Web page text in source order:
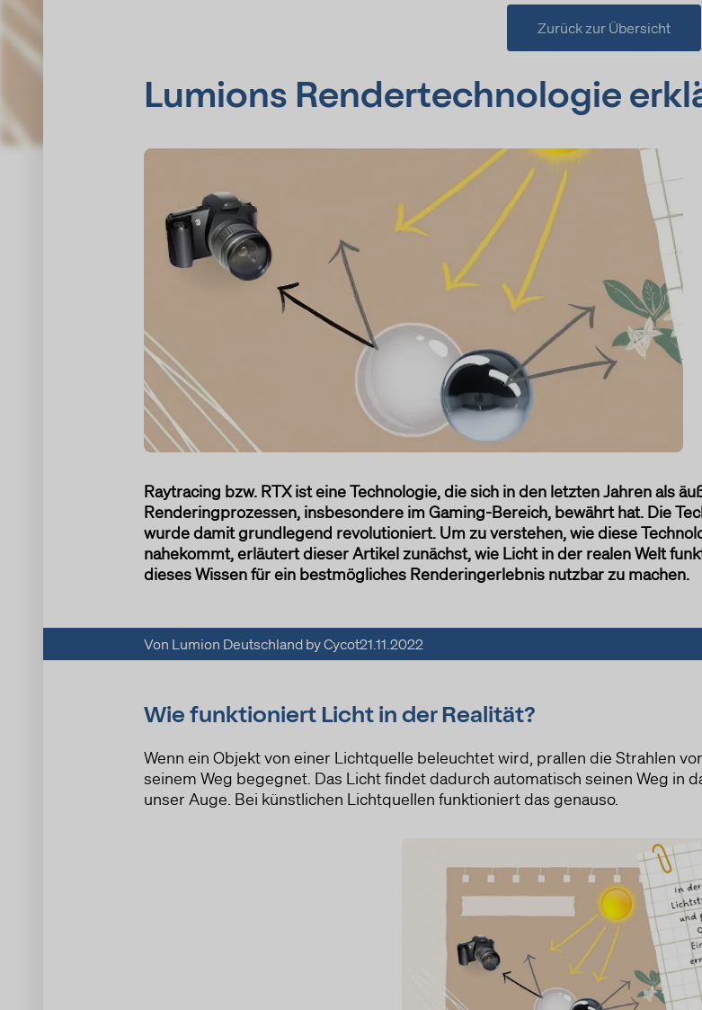
Zurück zur Übersicht
Lumions Rendertechnologie
Raytracing bzw. RTX ist eine Technologie, die sich in den letzten Jahren als
Renderingprozessen, insbesondere im Gaming-Bereich, bewährt hat. Die
wurde damit grundlegend revolutioniert. Um zu verstehen, wie diese
nahekommt, erläutert dieser Artikel zunächst, wie Licht in der realen Welt
dieses Wissen für ein bestmögliches Renderingerlebnis nutzbar zu machen.
Von Lumion Deutschland by Cycot21.11.2022
Wie funktioniert Licht in der Realität?
Wenn ein Objekt von einer Lichtquelle beleuchtet wird, prallen die Strahlen
seinem Weg begegnet. Das Licht findet dadurch automatisch seinen Weg in
unser Auge. Bei künstlichen Lichtquellen funktioniert das genauso.